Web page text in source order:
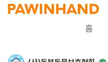
홈